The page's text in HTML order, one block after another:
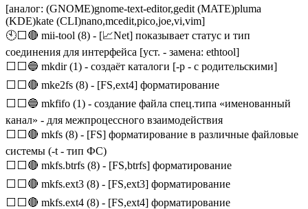
[аналог: (GNOME)gnome-text-editor,gedit (MATE)pluma
(KDE)kate (CLI)nano,mcedit,pico,joe,vi,vim]
🕙⬜🔴 mii-tool (8) - [📈Net] показывает статус и тип
соединения для интерфейса [уст. - замена: ethtool]
⬜⬜🔵 mkdir (1) - создаёт каталоги [-p - с родительскими]
⬜⬜🔴 mke2fs (8) - [FS,ext4] форматирование
⬜⬜🔵 mkfifo (1) - создание файла спец.типа «именованный
канал» - для межпроцессного взаимодействия
⬜⬜🔴 mkfs (8) - [FS] форматирование в различные файловые
системы (-t - тип ФС)
⬜⬜🔴 mkfs.btrfs (8) - [FS,btrfs] форматирование
⬜⬜🔴 mkfs.ext3 (8) - [FS,ext3] форматирование
⬜⬜🔴 mkfs.ext4 (8) - [FS,ext4] форматирование